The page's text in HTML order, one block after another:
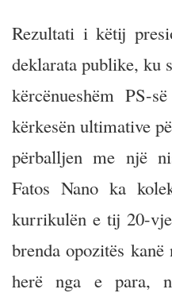
Rezultati i këtij
deklarata publike, ku
kërcënueshëm PS-
kërkesën ultimative
përballjen me një
Fatos Nano ka
kurrikulën e tij 20-
brenda opozitës
herë nga e para,